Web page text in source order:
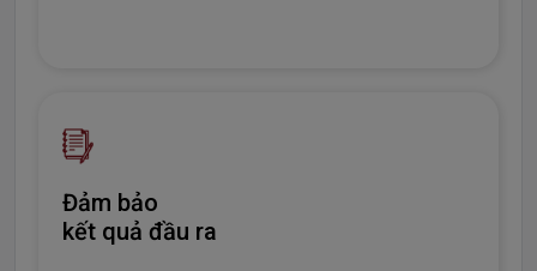
Đảm bảo
kết quả đầu ra